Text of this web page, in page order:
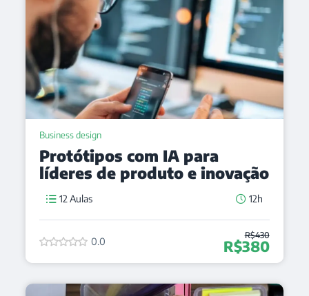
Business design
Protótipos com IA para
líderes de produto e inovação
12 Aulas 12h
0.0
R$430
R$380